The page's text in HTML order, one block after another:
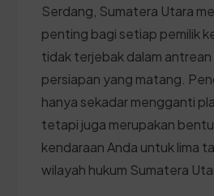
Serdang, Sumatera Utara
penting bagi setiap pemilik
tidak terjebak dalam
persiapan yang matang.
hanya sekadar mengganti
tetapi juga merupakan
kendaraan Anda untuk lima
wilayah hukum Sumatera